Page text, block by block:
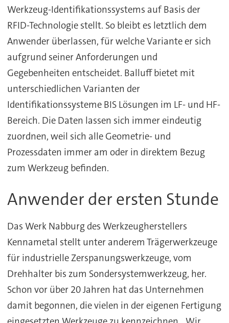
Werkzeug-Identifikationssystems auf Basis der
RFID-Technologie stellt. So bleibt es letztlich dem
Anwender überlassen, für welche Variante er sich
aufgrund seiner Anforderungen und
Gegebenheiten entscheidet. Balluff bietet mit
unterschiedlichen Varianten der
Identifikationssysteme BIS Lösungen im LF- und HF-
Bereich. Die Daten lassen sich immer eindeutig
zuordnen, weil sich alle Geometrie- und
Prozessdaten immer am oder in direktem Bezug
zum Werkzeug befinden.
Anwender der ersten Stunde
Das Werk Nabburg des Werkzeugherstellers
Kennametal stellt unter anderem Trägerwerkzeuge
für industrielle Zerspanungswerkzeuge, vom
Drehhalter bis zum Sondersystemwerkzeug, her.
Schon vor über 20 Jahren hat das Unternehmen
damit begonnen, die vielen in der eigenen Fertigung